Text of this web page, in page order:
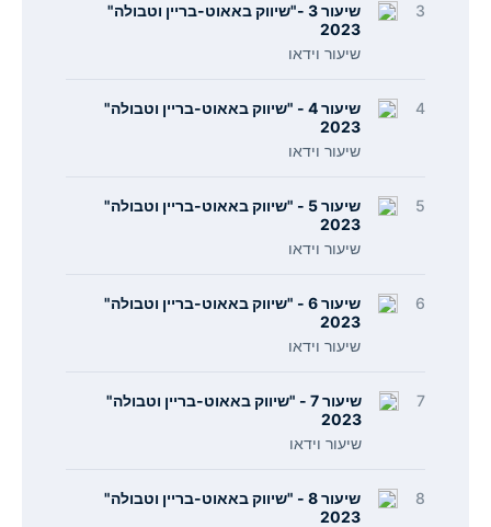
3
שיעור 3 -"שיווק באאוט-בריין וטבולה"
2023
שיעור וידאו
4
שיעור 4 - "שיווק באאוט-בריין וטבולה"
2023
שיעור וידאו
5
שיעור 5 - "שיווק באאוט-בריין וטבולה"
2023
שיעור וידאו
6
שיעור 6 - "שיווק באאוט-בריין וטבולה"
2023
שיעור וידאו
7
שיעור 7 - "שיווק באאוט-בריין וטבולה"
2023
שיעור וידאו
8
שיעור 8 - "שיווק באאוט-בריין וטבולה"
2023